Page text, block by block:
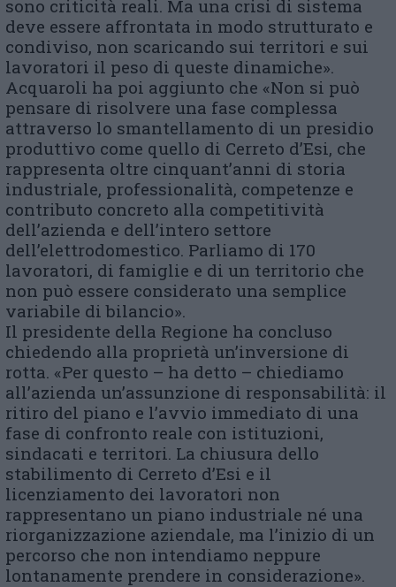
sono criticità reali. Ma una crisi di sistema
deve essere affrontata in modo strutturato e
condiviso, non scaricando sui territori e sui
lavoratori il peso di queste dinamiche».
Acquaroli ha poi aggiunto che «Non si può
pensare di risolvere una fase complessa
attraverso lo smantellamento di un presidio
produttivo come quello di Cerreto d’Esi, che
rappresenta oltre cinquant’anni di storia
industriale, professionalità, competenze e
contributo concreto alla competitività
dell’azienda e dell’intero settore
dell’elettrodomestico. Parliamo di 170
lavoratori, di famiglie e di un territorio che
non può essere considerato una semplice
variabile di bilancio».
Il presidente della Regione ha concluso
chiedendo alla proprietà un’inversione di
rotta. «Per questo – ha detto – chiediamo
all’azienda un’assunzione di responsabilità: il
ritiro del piano e l’avvio immediato di una
fase di confronto reale con istituzioni,
sindacati e territori. La chiusura dello
stabilimento di Cerreto d’Esi e il
licenziamento dei lavoratori non
rappresentano un piano industriale né una
riorganizzazione aziendale, ma l’inizio di un
percorso che non intendiamo neppure
lontanamente prendere in considerazione».